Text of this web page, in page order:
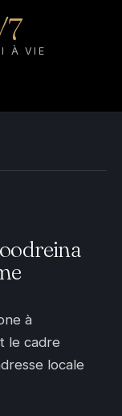
À VIE
à
le cadre
locale